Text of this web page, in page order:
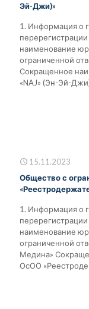
Эй-Джи)»
1. Информация о
наименование
ограниченной
Сокращенное
«NAJ» (Эн-Эй-
15.11.2023
Общество с
1. Информация о
наименование
ограниченной
Медина»
ОсОО